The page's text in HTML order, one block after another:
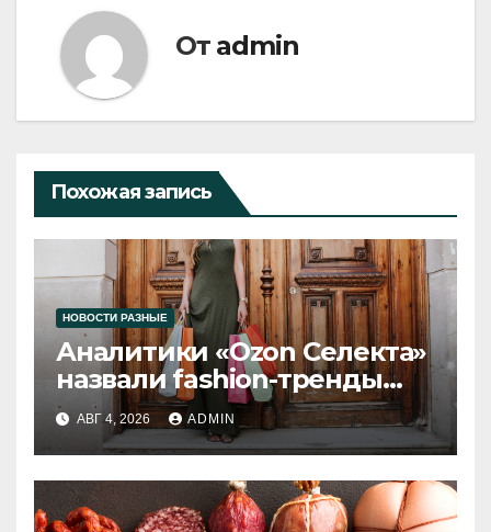
От admin
Похожая запись
НОВОСТИ РАЗНЫЕ
Аналитики «Ozon Селекта»
назвали fashion-тренды
2026 года
АВГ 4, 2026 ADMIN